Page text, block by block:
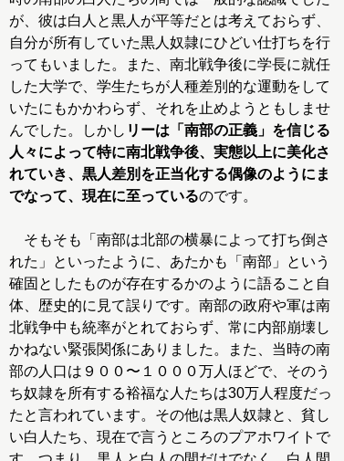
が、彼は白人と黒人が平等だとは考えておらず、
自分が所有していた黒人奴隷にひどい仕打ちを行
ってもいました。また、南北戦争後に学長に就任
した大学で、学生たちが人種差別的な運動をして
いたにもかかわらず、それを止めようともしませ
んでした。しかし リーは「南部の正義」を信じる
人々によって特に南北戦争後、実態以上に美化さ
れていき、黒人差別を正当化する偶像のようにま
でなって、現在に至っているのです。
そもそも「南部は北部の横暴によって打ち倒さ
れた」といったように、あたかも「南部」という
確固としたものが存在するかのように語ること自
体、歴史的に見て誤りです。南部の政府や軍は南
北戦争中も統率がとれておらず、常に内部崩壊し
かねない緊張関係にありました。また、当時の南
部の人口は９００〜１０００万人ほどで、そのう
ち奴隷を所有する裕福な人たちは30万人程度だっ
たと言われています。その他は黒人奴隷と、貧し
い白人たち、現在で言うところのプアホワイトで